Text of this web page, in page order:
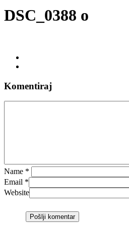
DSC_0388 o
Komentiraj
Name *
Email *
Website